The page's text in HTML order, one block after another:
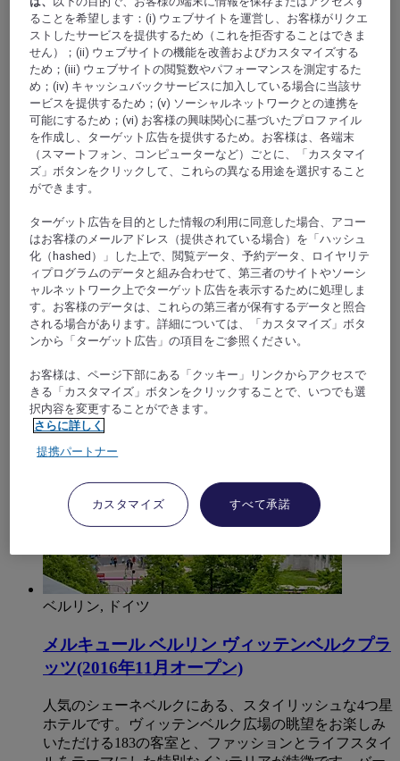
ベルリン, ドイツ
メルキュールホテルベルリンシティ
メルキュール ホテル ベルリンには、246 室の居心地の
良い客室があり、市街中心部にありながらも静かにお
休みいただけます。周辺地域の街の雰囲気を取入れた
内装が特徴です。各お部屋は、自然史博物館をイメー
ジしたスタイルを採用しています。当ホテルは最近改
装を行ったばかりで、バー、フロントデスク、ロビー
エリアはモダンなデザインが施され、より快適で雰囲
気の良い空間に生まれ変わっています。新しくデザイ
ンされたエリアで、ベルリンの活気ある魅力を楽しみ
ながら、ゆったりとおくつろぎください。
4,5/5Rated 4,5 of 5
ベルリン, ドイツ
メルキュール ベルリン ヴィッテンベルクプラ
ッツ(2016年11月オープン)
人気のシェーネベルクにある、スタイリッシュな4つ星
ホテルです。ヴィッテンベルク広場の眺望をお楽しみ
いただける183の客室と、ファッションとライフスタイ
ることを希望します：(i) ウェブサイトを運営し、お客様がリクエ
ストしたサービスを提供するため（これを拒否することはできま
せん）；(ii) ウェブサイトの機能を改善およびカスタマイズする
ため；(iii) ウェブサイトの閲覧数やパフォーマンスを測定するた
め；(iv) キャッシュバックサービスに加入している場合に当該サ
ービスを提供するため；(v) ソーシャルネットワークとの連携を
可能にするため；(vi) お客様の興味関心に基づいたプロファイル
を作成し、ターゲット広告を提供するため。お客様は、各端末
（スマートフォン、コンピューターなど）ごとに、「カスタマイ
ズ」ボタンをクリックして、これらの異なる用途を選択すること
ができます。
ターゲット広告を目的とした情報の利用に同意した場合、アコー
はお客様のメールアドレス（提供されている場合）を「ハッシュ
化（hashed）」した上で、閲覧データ、予約データ、ロイヤリテ
ィプログラムのデータと組み合わせて、第三者のサイトやソーシ
ャルネットワーク上でターゲット広告を表示するために処理しま
す。お客様のデータは、これらの第三者が保有するデータと照合
される場合があります。詳細については、「カスタマイズ」ボタ
ンから「ターゲット広告」の項目をご参照ください。
お客様は、ページ下部にある「クッキー」リンクからアクセスで
きる「カスタマイズ」ボタンをクリックすることで、いつでも選
択内容を変更することができます。
さらに詳しく
提携パートナー
カスタマイズ すべて承諾